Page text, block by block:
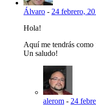
Álvaro - 24 febrero,
Hola!
Aquí me tendrás
Un saludo!
alerom - 24